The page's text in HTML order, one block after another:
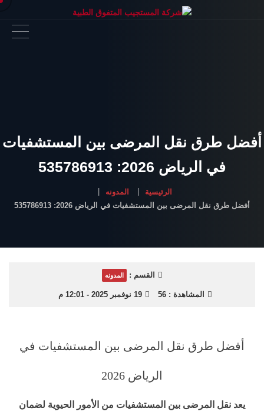
أفضل طرق نقل المرضى بين المستشفيات
في الرياض 2026: 535786913
الرئيسية
المدونه
أفضل طرق نقل المرضى بين المستشفيات في الرياض 2026: 535786913
القسم : المدونه
المشاهدة :56 19 نوفمبر 2025 - 12:01 م
أفضل طرق نقل المرضى بين المستشفيات في
الرياض 2026
يعد نقل المرضى بين المستشفيات من الأمور الحيوية لضمان